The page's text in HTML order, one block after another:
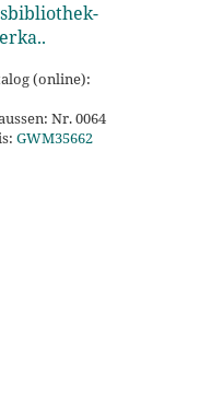
(online):
Nr. 0064
GWM35662